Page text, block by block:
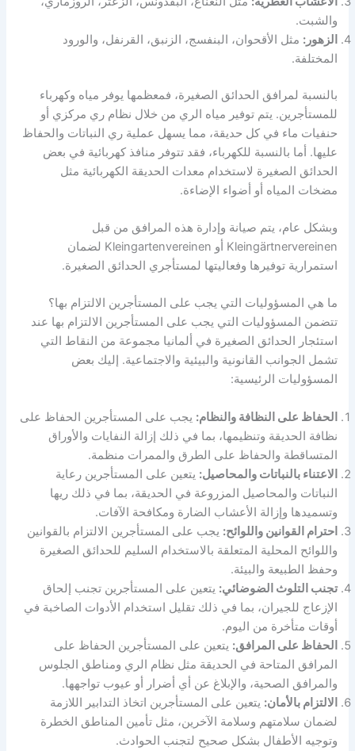
والشبت.
الزهور: مثل الأقحوان، البنفسج، الزنبق، القرنفل، والورود
المختلفة.
بالنسبة لمرافق الحدائق الصغيرة، فمعظمها يوفر مياه وكهرباء
للمستأجرين. يتم توفير مياه الري من خلال نظام ري مركزي أو
حنفيات ماء في كل حديقة، مما يسهل عملية ري النباتات والحفاظ
عليها. أما بالنسبة للكهرباء، فقد تتوفر منافذ كهربائية في بعض
الحدائق الصغيرة لاستخدام معدات الحديقة الكهربائية مثل
مضخات المياه أو أضواء الإضاءة.
وبشكل عام، يتم صيانة وإدارة هذه المرافق من قبل
Kleingärtnervereinen أو Kleingartenvereinen لضمان
استمرارية توفيرها وفعاليتها لمستأجري الحدائق الصغيرة.
ما هي المسؤوليات التي يجب على المستأجرين الالتزام بها؟
تتضمن المسؤوليات التي يجب على المستأجرين الالتزام بها عند
استئجار الحدائق الصغيرة في ألمانيا مجموعة من النقاط التي
تشمل الجوانب القانونية والبيئية والاجتماعية. إليك بعض
المسؤوليات الرئيسية:
الحفاظ على النظافة والنظام: يجب على المستأجرين الحفاظ على
نظافة الحديقة وتنظيمها، بما في ذلك إزالة النفايات والأوراق
المتساقطة والحفاظ على الطرق والممرات منظمة.
الاعتناء بالنباتات والمحاصيل: يتعين على المستأجرين رعاية
النباتات والمحاصيل المزروعة في الحديقة، بما في ذلك ريها
وتسميدها وإزالة الأعشاب الضارة ومكافحة الآفات.
احترام القوانين واللوائح: يجب على المستأجرين الالتزام بالقوانين
واللوائح المحلية المتعلقة بالاستخدام السليم للحدائق الصغيرة
وحفظ الطبيعة والبيئة.
تجنب التلوث الضوضائي: يتعين على المستأجرين تجنب إلحاق
الإزعاج للجيران، بما في ذلك تقليل استخدام الأدوات الصاخبة في
أوقات متأخرة من اليوم.
الحفاظ على المرافق: يتعين على المستأجرين الحفاظ على
المرافق المتاحة في الحديقة مثل نظام الري ومناطق الجلوس
والمرافق الصحية، والإبلاغ عن أي أضرار أو عيوب تواجهها.
الالتزام بالأمان: يتعين على المستأجرين اتخاذ التدابير اللازمة
لضمان سلامتهم وسلامة الآخرين، مثل تأمين المناطق الخطرة
وتوجيه الأطفال بشكل صحيح لتجنب الحوادث.